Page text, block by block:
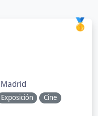
🥇
Exposición
Cine